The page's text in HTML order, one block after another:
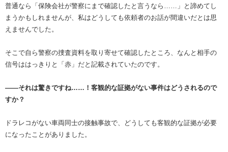
普通なら「保険会社が警察にまで確認したと言うなら……」と諦めてし
まうかもしれませんが、私はどうしても依頼者のお話が間違いだとは思
えませんでした。
そこで自ら警察の捜査資料を取り寄せて確認したところ、なんと相手の
信号ははっきりと「赤」だと記載されていたのです。
――それは驚きですね……！客観的な証拠がない事件はどうされるので
すか？
ドラレコがない車両同士の接触事故で、どうしても客観的な証拠が必要
になったことがありました。